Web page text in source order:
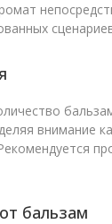
внимание
бальзам